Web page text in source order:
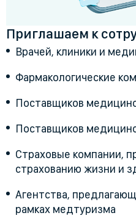
Приглашаем к
Врачей, клиники и
Фармакологические
Поставщиков
Поставщиков
Страховые компании,
страхованию жизни и
Агентства,
рамках медтуризма